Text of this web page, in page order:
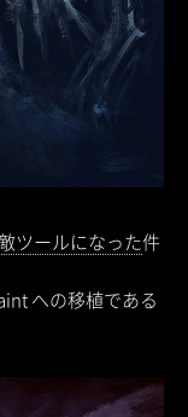
ツールになった件
への移植である